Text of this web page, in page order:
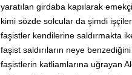
yaratılan girdaba kapılarak
kimi sözde solcular da şimdi
faşistler kendilerine saldırmakta
faşist saldırıların neye
faşistlerin katliamlarına uğrayan